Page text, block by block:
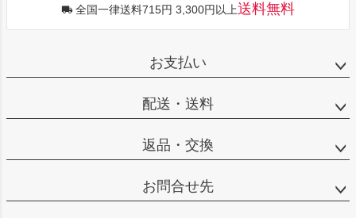
全国一律送料715円 3,300円以上送料無料
お支払い
配送・送料
返品・交換
お問合せ先